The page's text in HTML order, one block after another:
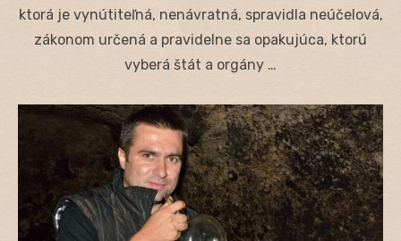
ktorá je vynútiteľná, nenávratná, spravidla neúčelová,
zákonom určená a pravidelne sa opakujúca, ktorú
vyberá štát a orgány …